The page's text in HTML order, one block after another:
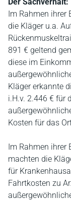
Im Rahmen ihrer
die Kläger u.a.
891 € geltend
diese im
Kläger erkannte
i.H.v. 2.446 € für
Kosten für das
Im Rahmen ihrer
machten die
für
Fahrtkosten zu